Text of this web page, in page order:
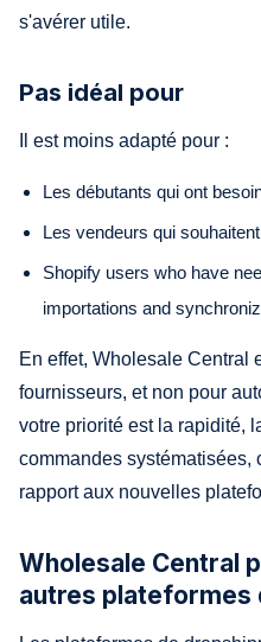
s'avérer utile.
Pas idéal pour
Il est moins adapté pour :
Les débutants qui ont
Les vendeurs qui
Shopify users who have
importations and
En effet, Wholesale Central
fournisseurs, et non pour
votre priorité est la rapidité,
commandes systématisées,
rapport aux nouvelles
Wholesale Central
autres plateformes